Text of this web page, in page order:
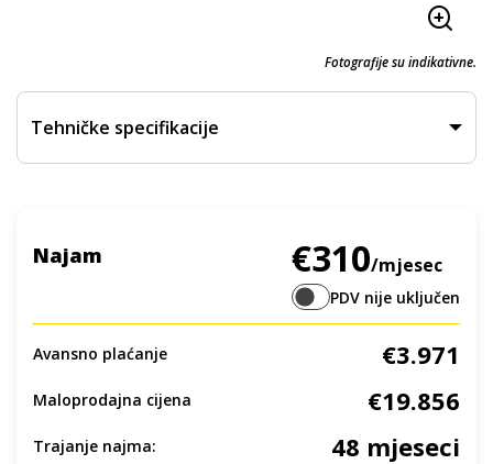
Fotografije su indikativne.
Tehničke specifikacije
Najam €310/mjesec
PDV nije uključen
Avansno plaćanje €3.971
Maloprodajna cijena €19.856
Trajanje najma: 48 mjeseci